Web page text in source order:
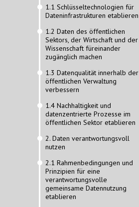
1.1 Schlüsseltechnologien für
Dateninfrastrukturen etablieren
1.2 Daten des öffentlichen
Sektors, der Wirtschaft und der
Wissenschaft füreinander
zugänglich machen
1.3 Datenqualität innerhalb der
öffentlichen Verwaltung
verbessern
1.4 Nachhaltigkeit und
datenzentrierte Prozesse im
öffentlichen Sektor etablieren
2. Daten verantwortungsvoll
nutzen
2.1 Rahmenbedingungen und
Prinzipien für eine
verantwortungsvolle
gemeinsame Datennutzung
etablieren